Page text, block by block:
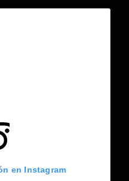
en Instagram